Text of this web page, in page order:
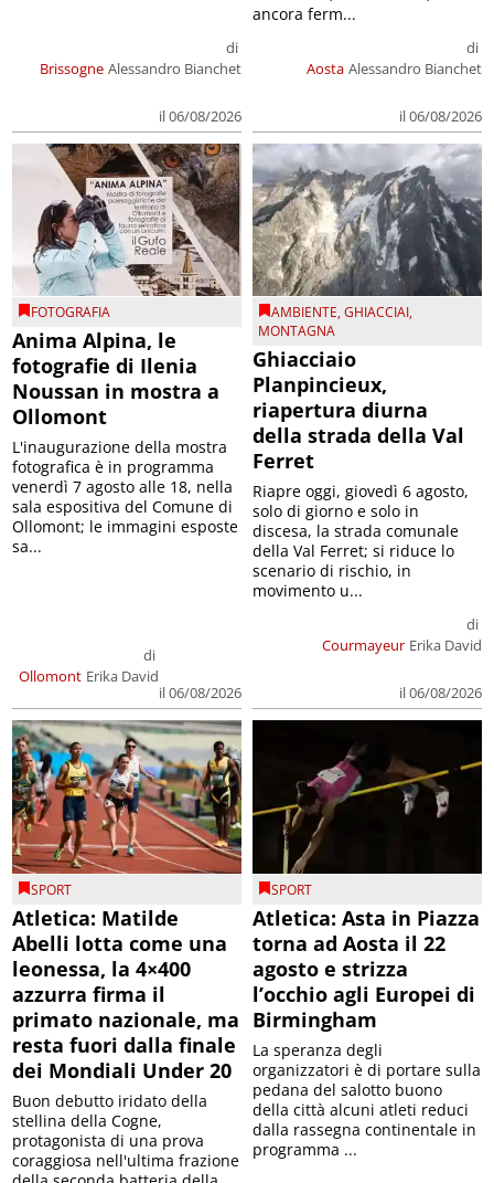
Brissogne
di
Alessandro Bianchet
il 06/08/2026
Aosta
di
Alessandro Bianchet
il 06/08/2026
ancora ferm...
FOTOGRAFIA
Anima Alpina, le
fotografie di Ilenia
Noussan in mostra a
Ollomont
Ollomont
di
Erika David
il 06/08/2026
L'inaugurazione della mostra
fotografica è in programma
venerdì 7 agosto alle 18, nella
sala espositiva del Comune di
Ollomont; le immagini esposte
sa...
AMBIENTE,GHIACCIAI,
MONTAGNA
Ghiacciaio
Planpincieux,
riapertura diurna
della strada della Val
Ferret
Courmayeur
di
Erika David
il 06/08/2026
Riapre oggi, giovedì 6 agosto,
solo di giorno e solo in
discesa, la strada comunale
della Val Ferret; si riduce lo
scenario di rischio, in
movimento u...
SPORT
Atletica: Matilde
Abelli lotta come una
leonessa, la 4×400
azzurra firma il
primato nazionale, ma
resta fuori dalla finale
dei Mondiali Under 20
Buon debutto iridato della
stellina della Cogne,
protagonista di una prova
coraggiosa nell'ultima frazione
SPORT
Atletica: Asta in Piazza
torna ad Aosta il 22
agosto e strizza
l’occhio agli Europei di
Birmingham
La speranza degli
organizzatori è di portare sulla
pedana del salotto buono
della città alcuni atleti reduci
dalla rassegna continentale in
programma ...